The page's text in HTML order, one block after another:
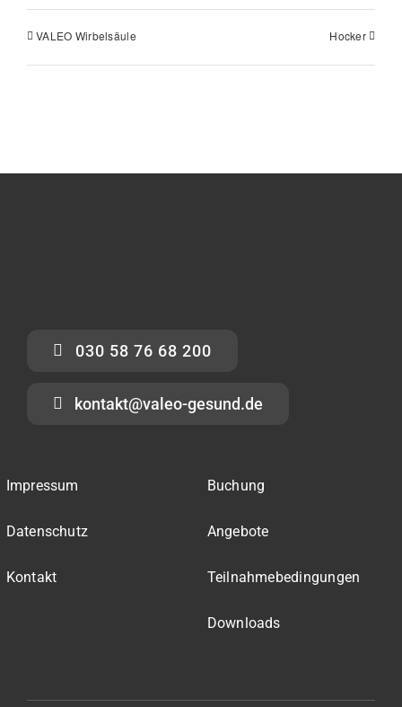
VALEO Wirbelsäule Hocker
030 58 76 68 200
kontakt@valeo-gesund.de
Impressum
Datenschutz
Kontakt
Buchung
Angebote
Teilnahmebedingungen
Downloads